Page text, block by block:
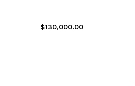
$130,000.00